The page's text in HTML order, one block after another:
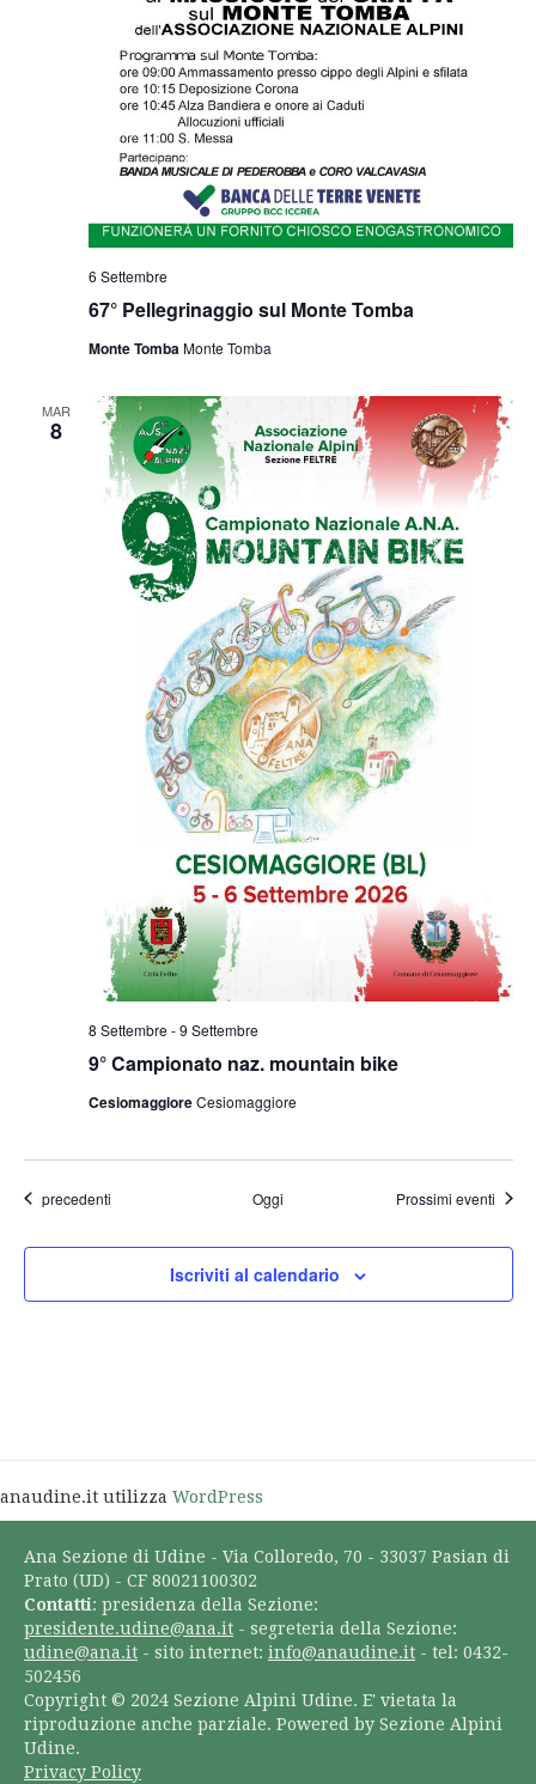
67° Pellegrinaggio sul Monte Tomba
6 Settembre
Monte TombaMonte Tomba
MAR
8
9° Campionato naz. mountain bike
8 Settembre -9 Settembre
CesiomaggioreCesiomaggiore
Eventi
precedenti Oggi Prossimi eventi
Iscriviti al calendario
anaudine.it utilizza WordPress
Ana Sezione di Udine - Via Colloredo, 70 - 33037 Pasian di
Prato (UD) - CF 80021100302
Contatti: presidenza della Sezione:
presidente.udine@ana.it - segreteria della Sezione:
udine@ana.it - sito internet: info@anaudine.it - tel: 0432-
502456
Copyright © 2024 Sezione Alpini Udine. E' vietata la
riproduzione anche parziale. Powered by Sezione Alpini
Udine.
Privacy Policy